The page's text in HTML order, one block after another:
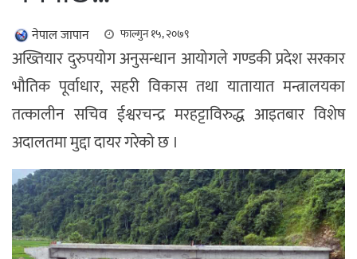
नेपाल जापान फाल्गुन १५, २०७९
अख्तियार दुरुपयोग अनुसन्धान आयोगले गण्डकी प्रदेश सरकार
भौतिक पूर्वाधार, सहरी विकास तथा यातायात मन्त्रालयका
तत्कालीन सचिव ईश्वरचन्द्र मरहट्टाविरुद्ध आइतबार विशेष
अदालतमा मुद्दा दायर गरेको छ ।